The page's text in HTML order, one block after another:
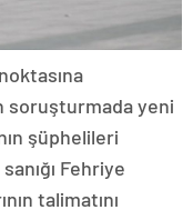
soruşturmada yeni
şüphelileri
Fehriye
talimatını